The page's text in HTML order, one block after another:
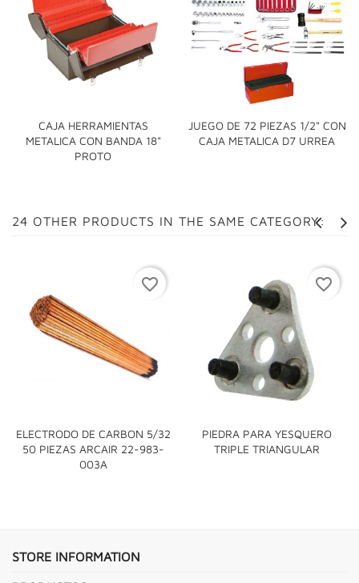
CAJA HERRAMIENTAS
METALICA CON BANDA 18"
PROTO
JUEGO DE 72 PIEZAS 1/2" CON
CAJA METALICA D7 URREA
24 OTHER PRODUCTS IN THE SAME CATEGORY:
ELECTRODO DE CARBON 5/32
50 PIEZAS ARCAIR 22-983-
003A
favorite_border
PIEDRA PARA YESQUERO
TRIPLE TRIANGULAR
favorite_border
STORE INFORMATION